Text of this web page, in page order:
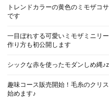
トレンドカラーの黄色のミモザコ
です
一目ぼれする可愛いミモザミニリ
作り方も初公開します
シックな赤を使ったモダンしめ縄
趣味コース販売開始！毛糸のクリ
始めます♪